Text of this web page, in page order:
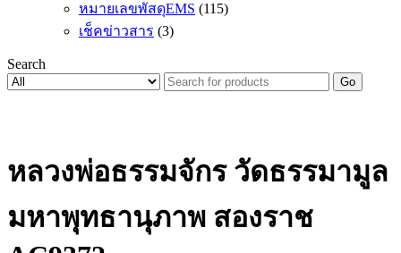
หมายเลขพัสดุEMS (115)
เช็คข่าวสาร (3)
Search
Go
หลวงพ่อธรรมจักร วัดธรรมามูล
มหาพุทธานุภาพ สองราช